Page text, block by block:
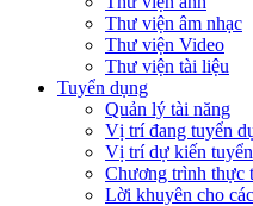
Thư viện âm nhạc
Thư viện Video
Thư viện tài liệu
Tuyển dụng
Quản lý tài năng
Vị trí đang tuyển
Vị trí dự kiến
Chương trình thực
Lời khuyên cho